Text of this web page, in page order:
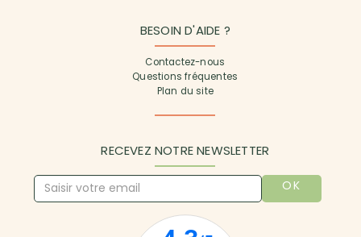
BESOIN D'AIDE ?
Contactez-nous
Questions fréquentes
Plan du site
RECEVEZ NOTRE NEWSLETTER
OK